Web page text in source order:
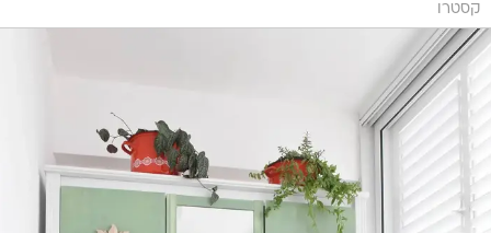
קסטרו